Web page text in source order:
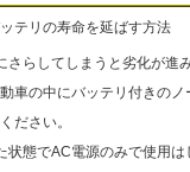
テリの寿命を延ばす方法
さらしてしまうと劣化が進み
車の中にバッテリ付きの
ださい。
状態でAC電源のみで使用は